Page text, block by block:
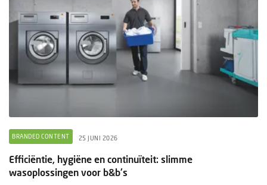
BRANDED CONTENT 25 JUNI 2026
Efficiëntie, hygiëne en continuïteit: slimme
wasoplossingen voor b&b's